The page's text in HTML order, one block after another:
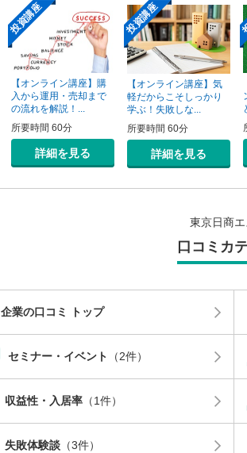
投資講座
【オンライン講座】購
入から運用・売却まで
の流れを解説！...
所要時間 60分
詳細を見る
投資講座
【オンライン講座】気
軽だからこそしっかり
学ぶ！失敗しな...
所要時間 60分
詳細を見る
東京日商エ
口コミカ
企業の口コミ トップ
セミナー・イベント （2件）
収益性・入居率 （1件）
失敗体験談 （3件）